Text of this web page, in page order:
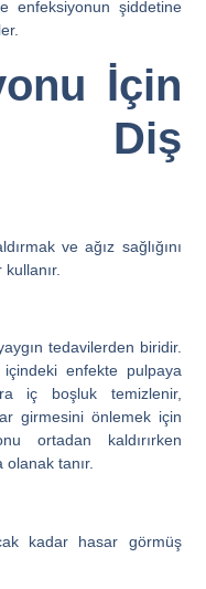
enfeksiyonun şiddetine
İçin
Diş
ve ağız sağlığını
tedavilerden biridir.
enfekte pulpaya
iç boşluk temizlenir,
girmesini önlemek için
ortadan kaldırırken
olanak tanır.
kadar hasar görmüş